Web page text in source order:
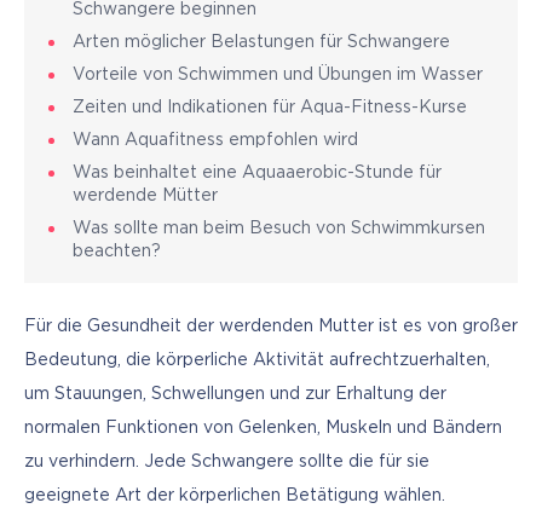
Schwangere beginnen
Arten möglicher Belastungen für Schwangere
Vorteile von Schwimmen und Übungen im Wasser
Zeiten und Indikationen für Aqua-Fitness-Kurse
Wann Aquafitness empfohlen wird
Was beinhaltet eine Aquaaerobic-Stunde für
werdende Mütter
Was sollte man beim Besuch von Schwimmkursen
beachten?
Für die Gesundheit der werdenden Mutter ist es von großer
Bedeutung, die körperliche Aktivität aufrechtzuerhalten,
um Stauungen, Schwellungen und zur Erhaltung der
normalen Funktionen von Gelenken, Muskeln und Bändern
zu verhindern. Jede Schwangere sollte die für sie
geeignete Art der körperlichen Betätigung wählen.